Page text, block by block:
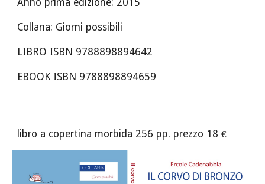
Anno prima edizione: 2015
Collana: Giorni possibili
LIBRO ISBN 9788898894642
EBOOK ISBN 9788898894659
libro a copertina morbida 256 pp. prezzo 18 €